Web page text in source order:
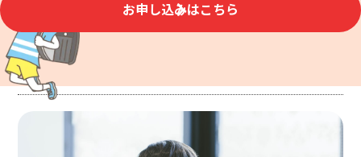
お申し込みはこちら